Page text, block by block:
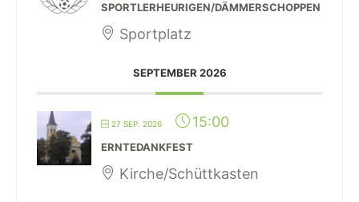
SPORTLERHEURIGEN/DÄMMERSCHOPPEN
Sportplatz
SEPTEMBER 2026
27 SEP. 2026 15:00
ERNTEDANKFEST
Kirche/Schüttkasten